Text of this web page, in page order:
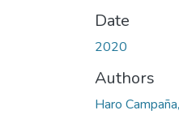
Date
2020
Authors
Haro